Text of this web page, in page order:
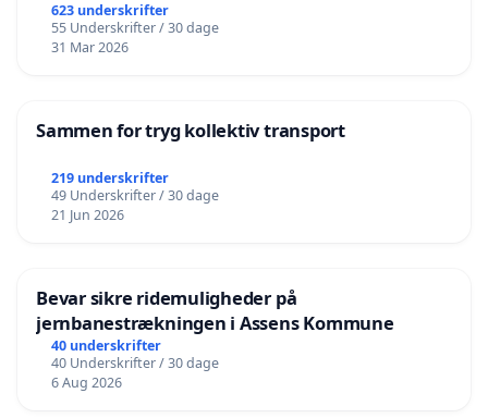
623 underskrifter
55 Underskrifter / 30 dage
31 Mar 2026
Sammen for tryg kollektiv transport
219 underskrifter
49 Underskrifter / 30 dage
21 Jun 2026
Bevar sikre ridemuligheder på
jernbanestrækningen i Assens Kommune
40 underskrifter
40 Underskrifter / 30 dage
6 Aug 2026